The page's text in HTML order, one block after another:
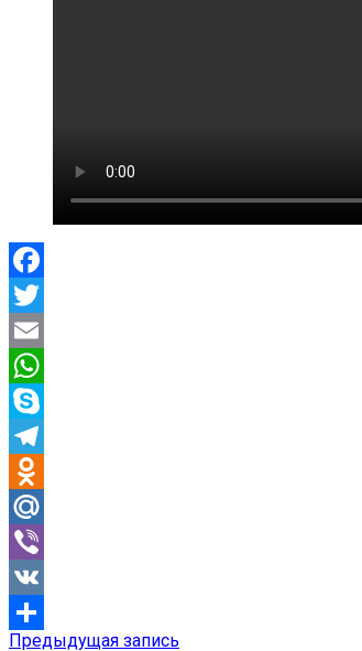
Facebook
Twitter
Email
WhatsApp
Skype
Telegram
Odnoklassniki
Mail.Ru
Viber
VK
Предыдущая запись